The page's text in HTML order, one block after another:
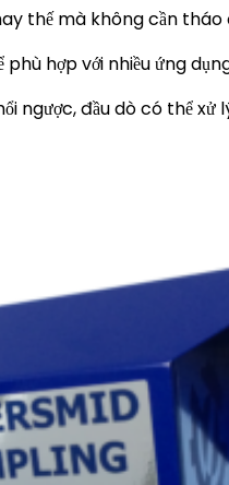
thế mà không cần
hợp với nhiều ứng
ngược, đầu dò có thể xử